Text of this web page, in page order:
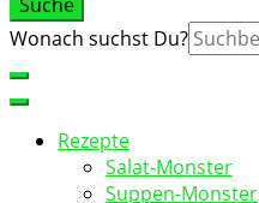
Suche
Wonach suchst Du?
Rezepte
Salat-Monster
Suppen-Monster